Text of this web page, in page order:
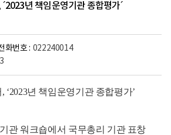
년 책임운영기관 종합평가´
화번호 : 022240014
‘2023년 책임운영기관 종합평가’
관 워크숍에서 국무총리 기관 표창